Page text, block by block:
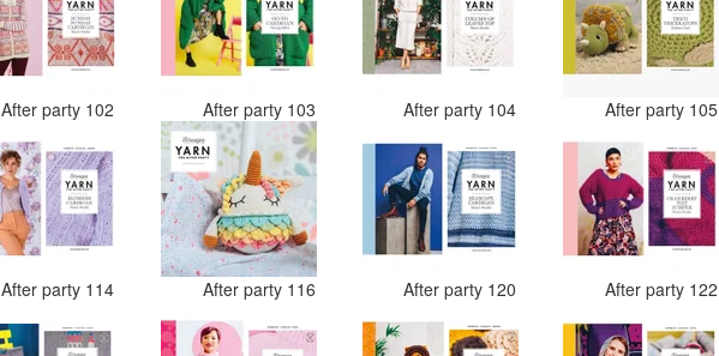
After party 102 After party 103 After party 104 After party 105
After party 114 After party 116 After party 120 After party 122